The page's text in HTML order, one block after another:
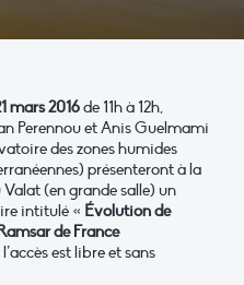
mars 2016de 11h à 12h,
Perennou et Anis Guelmami
des zones humides
présenteront à la
Valat (en grande salle) un
intitulé « Évolution de
de France
l’accès est libre et sans